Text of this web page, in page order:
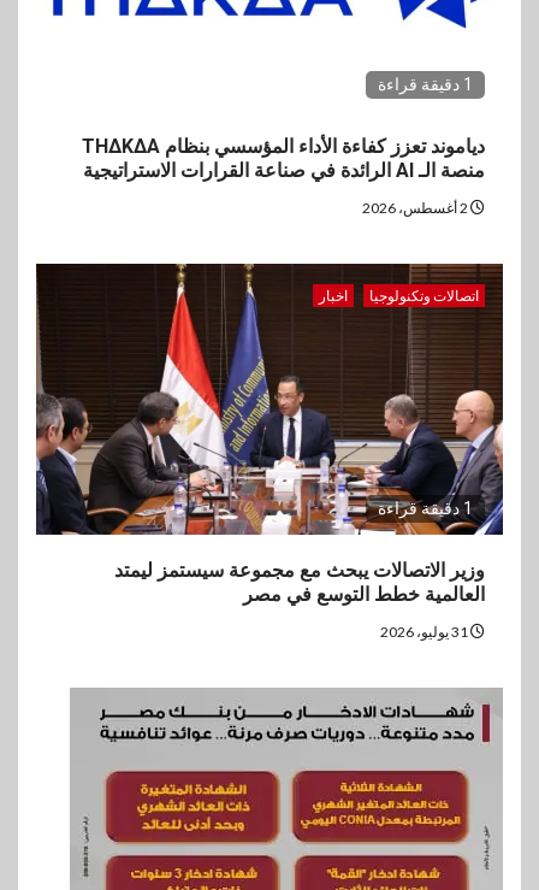
1 دقيقة قراءة
دياموند تعزز كفاءة الأداء المؤسسي بنظام THΔKΔA
منصة الـ AI الرائدة في صناعة القرارات الاستراتيجية
اتصالات وتكنولوجيا اخبار
1 دقيقة قراءة
وزير الاتصالات يبحث مع مجموعة سيستمز ليمتد
العالمية خطط التوسع في مصر